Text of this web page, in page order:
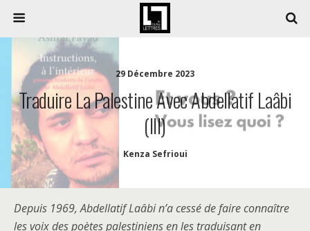
29 Décembre 2023
Traduire La Palestine Avec Abdellatif Laâbi
(III)
Kenza Sefrioui
Depuis 1969, Abdellatif Laâbi n’a cessé de faire connaître
les voix des poètes palestiniens en les traduisant en